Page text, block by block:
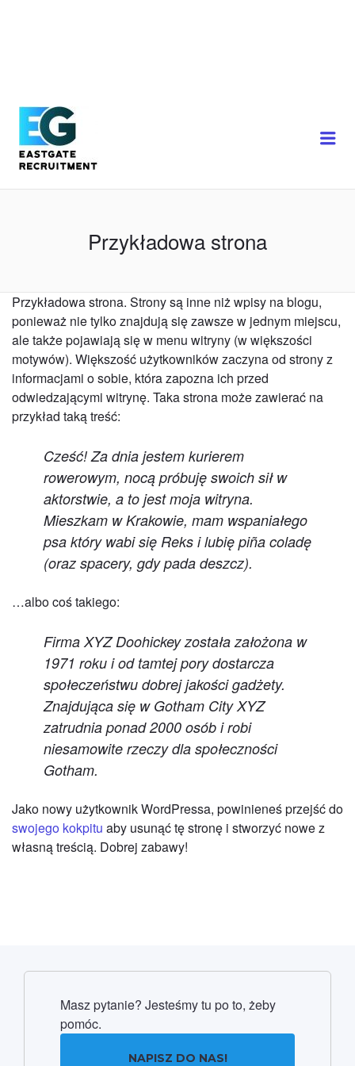
Przykładowa strona
Przykładowa strona. Strony są inne niż wpisy na blogu,
ponieważ nie tylko znajdują się zawsze w jednym miejscu,
ale także pojawiają się w menu witryny (w większości
motywów). Większość użytkowników zaczyna od strony z
informacjami o sobie, która zapozna ich przed
odwiedzającymi witrynę. Taka strona może zawierać na
przykład taką treść:
Cześć! Za dnia jestem kurierem
rowerowym, nocą próbuję swoich sił w
aktorstwie, a to jest moja witryna.
Mieszkam w Krakowie, mam wspaniałego
psa który wabi się Reks i lubię piña coladę
(oraz spacery, gdy pada deszcz).
…albo coś takiego:
Firma XYZ Doohickey została założona w
1971 roku i od tamtej pory dostarcza
społeczeństwu dobrej jakości gadżety.
Znajdująca się w Gotham City XYZ
zatrudnia ponad 2000 osób i robi
niesamowite rzeczy dla społeczności
Gotham.
Jako nowy użytkownik WordPressa, powinieneś przejść do
swojego kokpitu aby usunąć tę stronę i stworzyć nowe z
własną treścią. Dobrej zabawy!
Masz pytanie? Jesteśmy tu po to, żeby
pomóc.
NAPISZ DO NAS!